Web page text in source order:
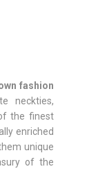
fashion
neckties,
the finest
enriched
unique
of the